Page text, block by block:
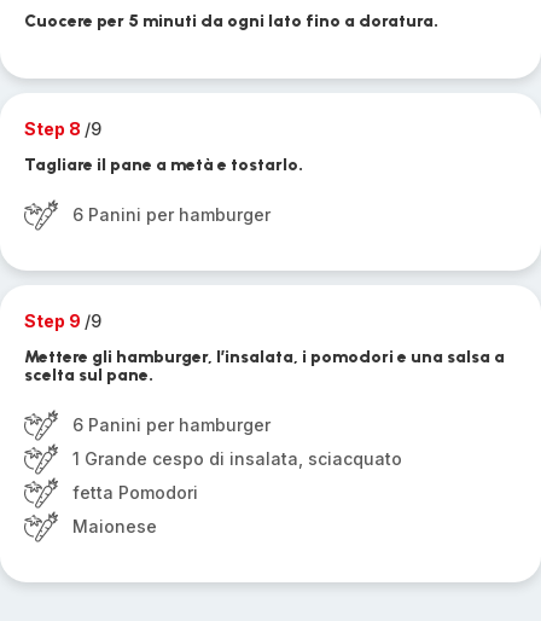
Cuocere per 5 minuti da ogni lato fino a doratura.
Step 8 /9
Tagliare il pane a metà e tostarlo.
6 Panini per hamburger
Step 9 /9
Mettere gli hamburger, l’insalata, i pomodori e una salsa a
scelta sul pane.
6 Panini per hamburger
1 Grande cespo di insalata, sciacquato
fetta Pomodori
Maionese